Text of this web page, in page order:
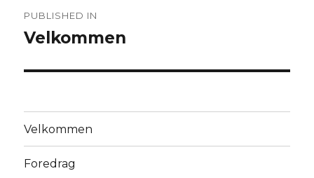
navigation
PUBLISHED IN
Velkommen
Velkommen
Foredrag